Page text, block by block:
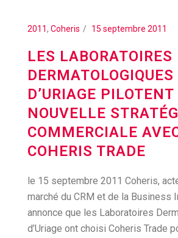
2011, Coheris 15 septembre 2011
LES LABORATOIRES
DERMATOLOGIQUES
D’URIAGE PILOTENT
NOUVELLE
COMMERCIALE
COHERIS TRADE
le 15 septembre 2011 Coheris,
marché du CRM et de la Business
annonce que les Laboratoires
d’Uriage ont choisi Coheris Trade